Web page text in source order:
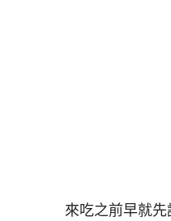
來吃之前早就